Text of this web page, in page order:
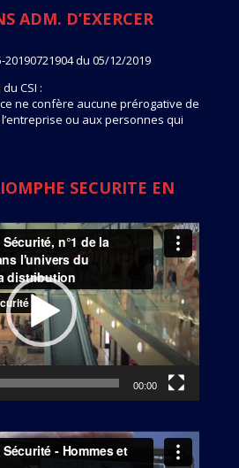
ADM. D’EXERCER
20190721904 du 05/12/2019
CSI :
ne confère aucune prérogative de
ou aux personnes qui
SECURITE EN
00:00